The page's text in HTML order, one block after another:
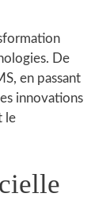
De
en passant
innovations
le